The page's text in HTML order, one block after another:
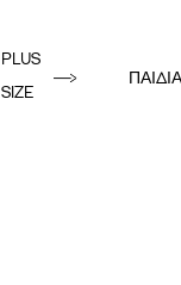
PLUS
SIZE
ΠΑΙΔΙΑ